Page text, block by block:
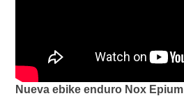
Nueva ebike enduro Nox Epium